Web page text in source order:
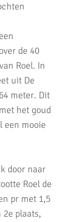
AKU bij
in
de 40
Roel. In
uit De
meter. Dit
het goud
een mooie
door naar
Roel de
pr met 1,5
2e plaats,